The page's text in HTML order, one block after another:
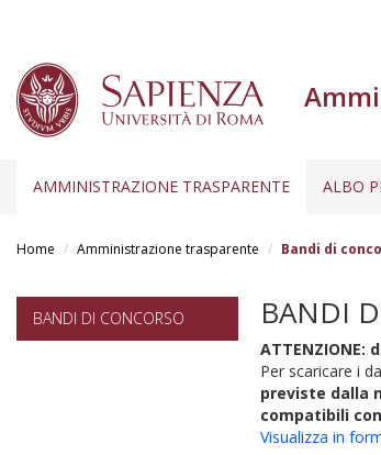
AMMINISTRAZIONE TRASPARENTE ALBO
Home Amministrazione trasparente Bandi di
BANDI DI CONCORSO BANDI
Per scaricare i
previste dalla
compatibili
Visualizza in